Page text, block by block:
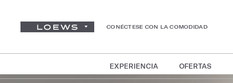
CONÉCTESE CON LA COMODIDAD
EXPERIENCIA OFERTAS